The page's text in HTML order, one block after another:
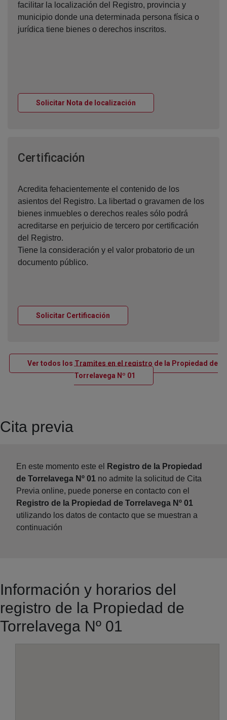
facilitar la localización del Registro, provincia y
municipio donde una determinada persona física o
jurídica tiene bienes o derechos inscritos.
Solicitar Nota de localización
Certificación
Acredita fehacientemente el contenido de los
asientos del Registro. La libertad o gravamen de los
bienes inmuebles o derechos reales sólo podrá
acreditarse en perjuicio de tercero por certificación
del Registro.
Tiene la consideración y el valor probatorio de un
documento público.
Solicitar Certificación
Ver todos los Tramites en el registro de la Propiedad de
Torrelavega Nº 01 Ventana nueva
Cita previa
En este momento este el
Registro de la Propiedad
de Torrelavega Nº 01 no admite la solicitud de Cita
Previa online, puede ponerse en contacto con el
Registro de la Propiedad de Torrelavega Nº 01
utilizando los datos de contacto que se muestran a
continuación
Información y horarios del
registro de la Propiedad de
Torrelavega Nº 01